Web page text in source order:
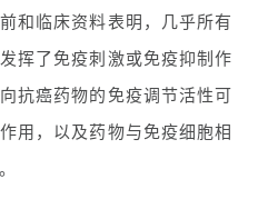
和临床资料表明，几乎所有
挥了免疫刺激或免疫抑制作
抗癌药物的免疫调节活性可
用，以及药物与免疫细胞相